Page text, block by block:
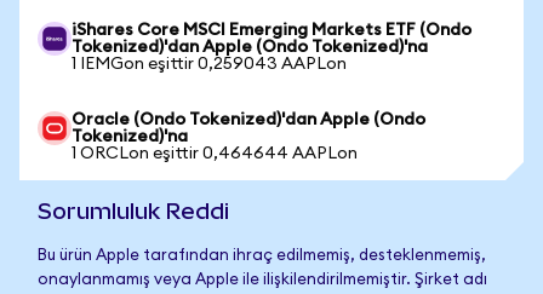
iShares Core MSCI Emerging Markets ETF (Ondo
Tokenized)'dan Apple (Ondo Tokenized)'na
1 IEMGon eşittir 0,259043 AAPLon
Oracle (Ondo Tokenized)'dan Apple (Ondo
Tokenized)'na
1 ORCLon eşittir 0,464644 AAPLon
Sorumluluk Reddi
Bu ürün Apple tarafından ihraç edilmemiş, desteklenmemiş,
onaylanmamış veya Apple ile ilişkilendirilmemiştir. Şirket adı